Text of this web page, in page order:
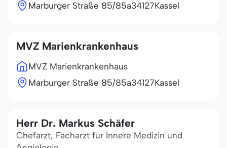
Marburger Straße 85/85a34127Kassel
MVZ Marienkrankenhaus
MVZ Marienkrankenhaus
Marburger Straße 85/85a34127Kassel
Herr Dr. Markus Schäfer
Chefarzt, Facharzt für Innere Medizin und